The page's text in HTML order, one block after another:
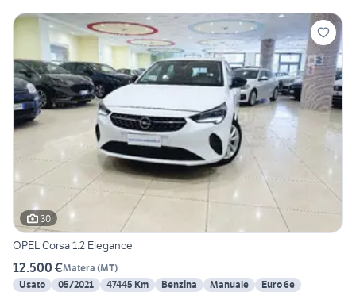
30
OPEL Corsa 1.2 Elegance
12.500 €Matera (MT)
Usato
05/2021 47445 Km Benzina Manuale
Euro 6e